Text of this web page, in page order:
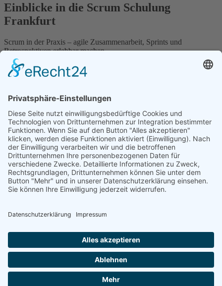
Einblicke in die Scrum Schulung
Frankfurt
Scrum in der Praxis – agile Zusammenarbeit, Sprints und
Retrospektiven erlebbar machen.
FAQ – Scrum Schulung Frankfurt
Bekomme ich ein Zertifikat für die Scrum Schulung Frankfurt?
Wo genau findet die Scrum Schulung Frankfurt statt?
Bieten Sie Inhouse Scrum Schulungen in Frankfurt an?
Für welche Branchen ist die Scrum Schulung Frankfurt
besonders relevant?
Wie groß sind die Gruppen in der Scrum Schulung Frankfurt?
Gibt es Pausen und Catering bei der Scrum Schulung Frankfurt?
Welche Technik brauche ich für die Online-Teilnahme an der
Scrum Schulung Frankfurt?
Kann ich zwischen Online und Präsenz in der Scrum Schulung
Frankfurt wechseln?
Jetzt Scrum Schulung für Frankfurt
wählen
Agenda & Termine gelten standortübergreifend – auch für Frankfurt